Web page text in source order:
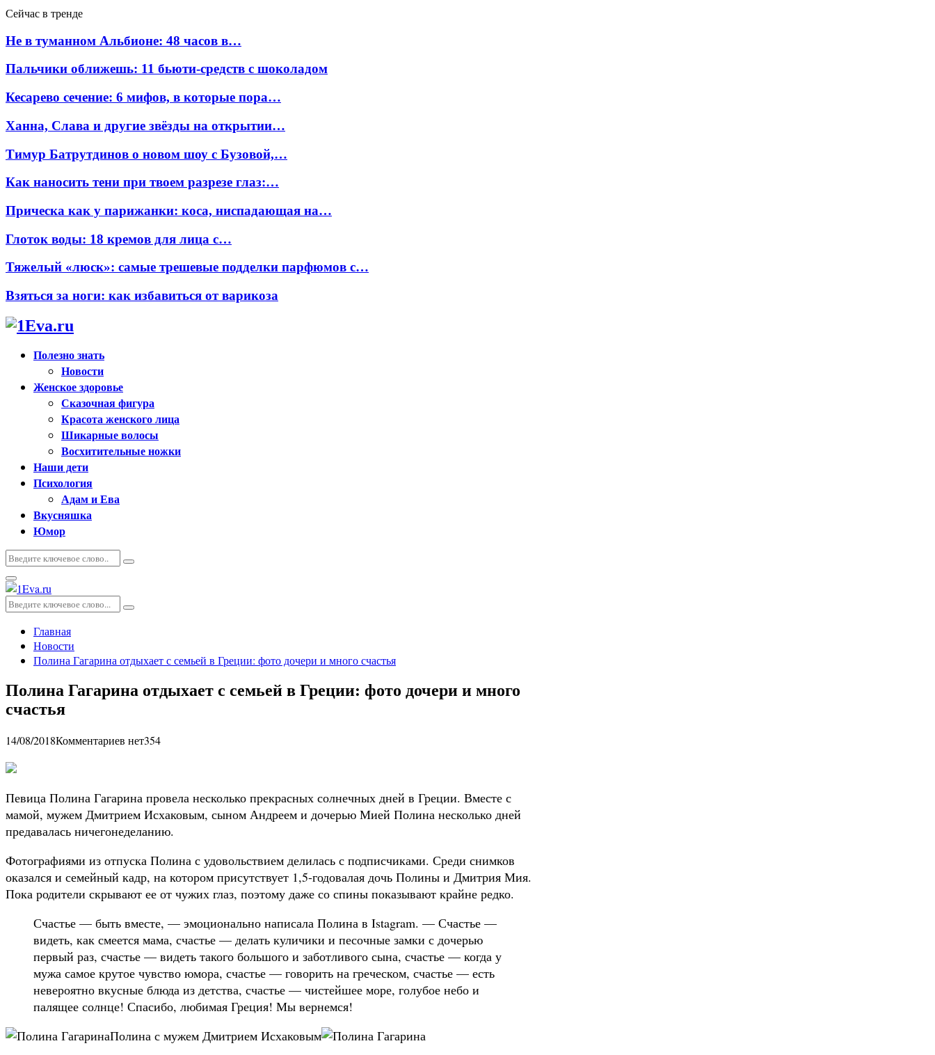
Сейчас в тренде
Не в туманном Альбионе: 48 часов в…
Пальчики оближешь: 11 бьюти-средств с шоколадом
Кесарево сечение: 6 мифов, в которые пора…
Ханна, Слава и другие звёзды на открытии…
Тимур Батрутдинов о новом шоу с Бузовой,…
Как наносить тени при твоем разрезе глаз:…
Прическа как у парижанки: коса, ниспадающая на…
Глоток воды: 18 кремов для лица с…
Тяжелый «люск»: самые трешевые подделки парфюмов с…
Взяться за ноги: как избавиться от варикоза
Полезно знать
Новости
Женское здоровье
Сказочная фигура
Красота женского лица
Шикарные волосы
Восхитительные ножки
Наши дети
Психология
Адам и Ева
Вкусняшка
Юмор
Искать:
Поиск
Основное
меню
Искать:
Поиск
Главная
Новости
Полина Гагарина отдыхает с семьей в Греции: фото дочери и много счастья
Полина Гагарина отдыхает с семьей в Греции: фото дочери и много
счастья
14/08/2018Комментариев нет354
Певица Полина Гагарина провела несколько прекрасных солнечных дней в Греции. Вместе с
мамой, мужем Дмитрием Исхаковым, сыном Андреем и дочерью Мией Полина несколько дней
предавалась ничегонеделанию.
Фотографиями из отпуска Полина с удовольствием делилась с подписчиками. Среди снимков
оказался и семейный кадр, на котором присутствует 1,5-годовалая дочь Полины и Дмитрия Мия.
Пока родители скрывают ее от чужих глаз, поэтому даже со спины показывают крайне редко.
Счастье — быть вместе, — эмоционально написала Полина в Istagram. — Счастье —
видеть, как смеется мама, счастье — делать куличики и песочные замки с дочерью
первый раз, счастье — видеть такого большого и заботливого сына, счастье — когда у
мужа самое крутое чувство юмора, счастье — говорить на греческом, счастье — есть
невероятно вкусные блюда из детства, счастье — чистейшее море, голубое небо и
палящее солнце! Спасибо, любимая Греция! Мы вернемся!
Полина с мужем Дмитрием Исхаковым